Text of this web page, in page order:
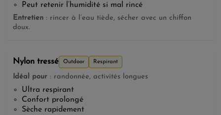
Peut retenir l’humidité si mal rincé
Entretien : rincer à l’eau tiède, sécher avec un chiffon
doux.
Nylon tressé Outdoor Respirant
Idéal pour : randonnée, activités longues
Ultra respirant
Confort prolongé
Sèche rapidement